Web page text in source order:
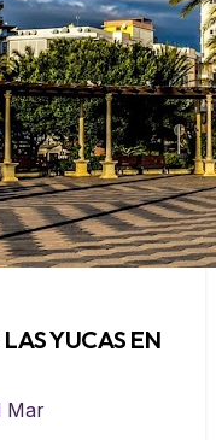
YUCAS EN
Mar